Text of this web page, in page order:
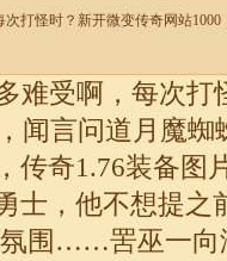
打怪时？新开微变传奇网站
难受啊，每次打
闻言问道月魔
传奇1.76装备
士，他不想提之
氛围……罟巫一